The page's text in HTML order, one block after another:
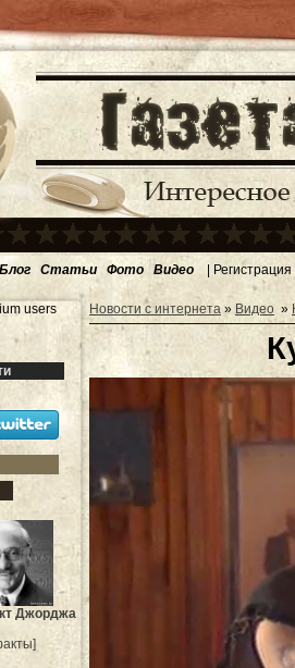
Блог Статьи Фото Видео | Регистрация
users
Джорджа
Новости с интернета » Видео »